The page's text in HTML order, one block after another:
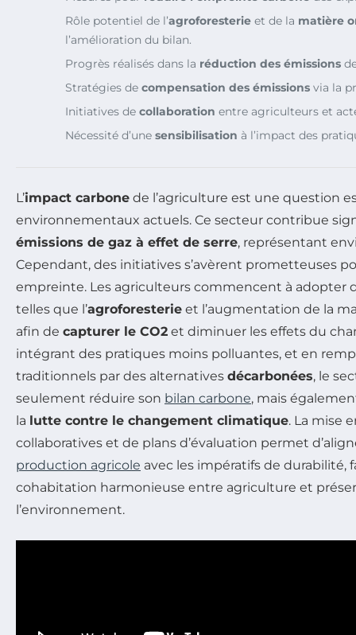
Rôle potentiel de l’agroforesterie et de la matière
l’amélioration du bilan.
Progrès réalisés dans la réduction des émissions
Stratégies de compensation des émissions via la
Initiatives de collaboration entre agriculteurs et
Nécessité d’une sensibilisation à l’impact des
L’impact carbone de l’agriculture est une question
environnementaux actuels. Ce secteur contribue
émissions de gaz à effet de serre, représentant
Cependant, des initiatives s’avèrent prometteuses
empreinte. Les agriculteurs commencent à adopter
telles que l’agroforesterie et l’augmentation de la
afin de capturer le CO2 et diminuer les effets du
intégrant des pratiques moins polluantes, et en
traditionnels par des alternatives décarbonées, le
seulement réduire son bilan carbone, mais
la lutte contre le changement climatique. La mise
collaboratives et de plans d’évaluation permet
production agricole avec les impératifs de durabilité,
cohabitation harmonieuse entre agriculture et
l’environnement.